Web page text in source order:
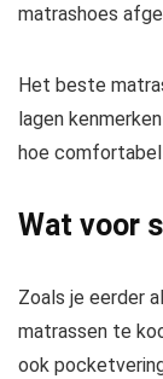
matrashoes
Het beste
lagen
hoe
Wat voor
Zoals je eerder
matrassen te
ook